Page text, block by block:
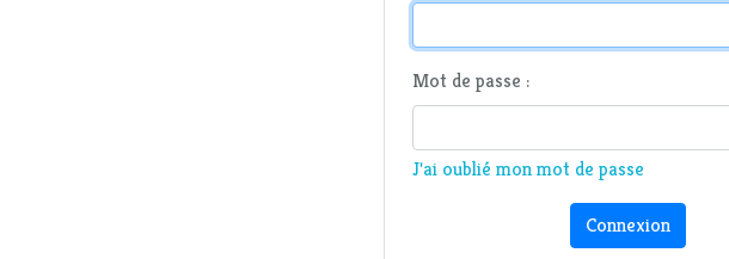
Mot de passe :
J'ai oublié mon mot de passe
Connexion